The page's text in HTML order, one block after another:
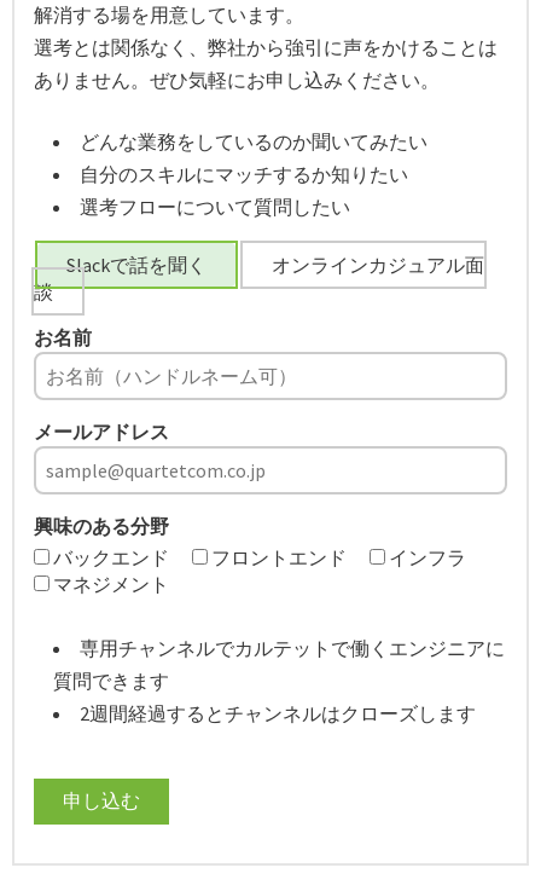
解消する場を用意しています。
選考とは関係なく、弊社から強引に声をかけることは
ありません。ぜひ気軽にお申し込みください。
どんな業務をしているのか聞いてみたい
自分のスキルにマッチするか知りたい
選考フローについて質問したい
Slackで話を聞く
オンラインカジュアル面
談
お名前
メールアドレス
興味のある分野
バックエンド
フロントエンド
インフラ
マネジメント
専用チャンネルでカルテットで働くエンジニアに
質問できます
2週間経過するとチャンネルはクローズします
申し込む